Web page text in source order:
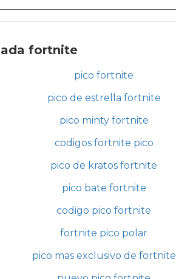
fortnite
pico fortnite
pico de estrella fortnite
pico minty fortnite
codigos fortnite pico
pico de kratos fortnite
pico bate fortnite
codigo pico fortnite
fortnite pico polar
pico mas exclusivo de fortnite